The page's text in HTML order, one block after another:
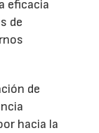
eficacia
de
de
hacia la